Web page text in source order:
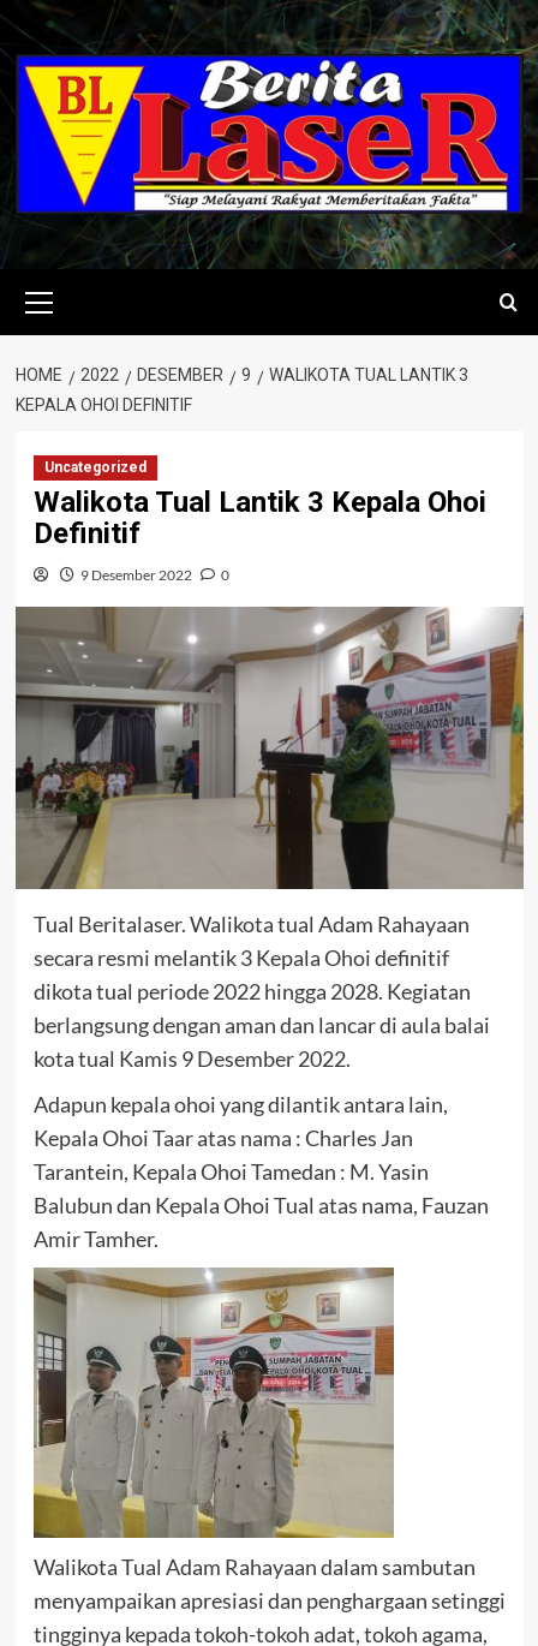
Skip
to
content
Menu
HOME 2022 DESEMBER 9
WALIKOTA TUAL LANTIK 3
KEPALA OHOI DEFINITIF
Uncategorized
Walikota Tual Lantik 3 Kepala Ohoi
Definitif
9 Desember 2022 0
Tual Beritalaser. Walikota tual Adam Rahayaan
secara resmi melantik 3 Kepala Ohoi definitif
dikota tual periode 2022 hingga 2028. Kegiatan
berlangsung dengan aman dan lancar di aula balai
kota tual Kamis 9 Desember 2022.
Adapun kepala ohoi yang dilantik antara lain,
Kepala Ohoi Taar atas nama : Charles Jan
Tarantein, Kepala Ohoi Tamedan : M. Yasin
Balubun dan Kepala Ohoi Tual atas nama, Fauzan
Amir Tamher.
Walikota Tual Adam Rahayaan dalam sambutan
menyampaikan apresiasi dan penghargaan setinggi
tingginya kepada tokoh-tokoh adat, tokoh agama,